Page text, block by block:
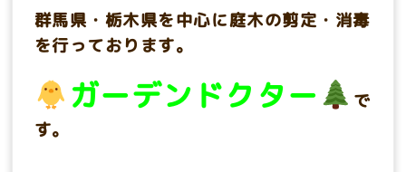
群馬県・栃木県を中心に庭木の剪定・消毒
を行っております。
ガーデンドクター
で
す。